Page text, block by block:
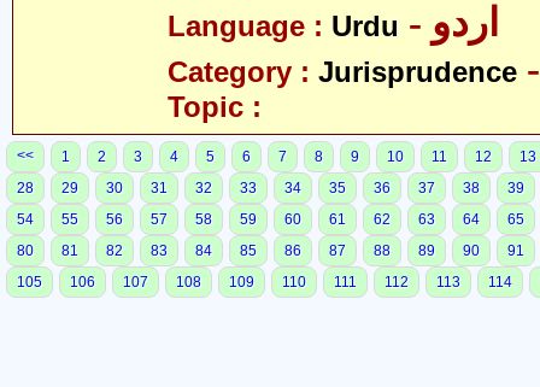
Language : Urdu - اردو
Category : Jurisprudence
Topic :
<< 1 2 3 4 5 6 7 8 9 10 11 12
13
28
29 30 31 32 33 34 35 36 37 38
39
54
55 56 57 58 59 60 61 62 63 64
65
80
81 82 83 84 85 86 87 88 89 90
91
105
106 107 108 109 110 111 112 113 114